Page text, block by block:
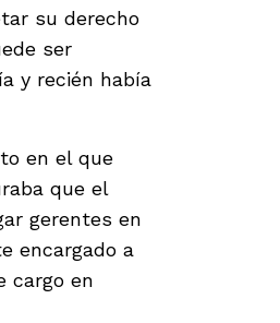
su derecho
ser
y recién había
en el que
que el
gerentes en
encargado a
cargo en